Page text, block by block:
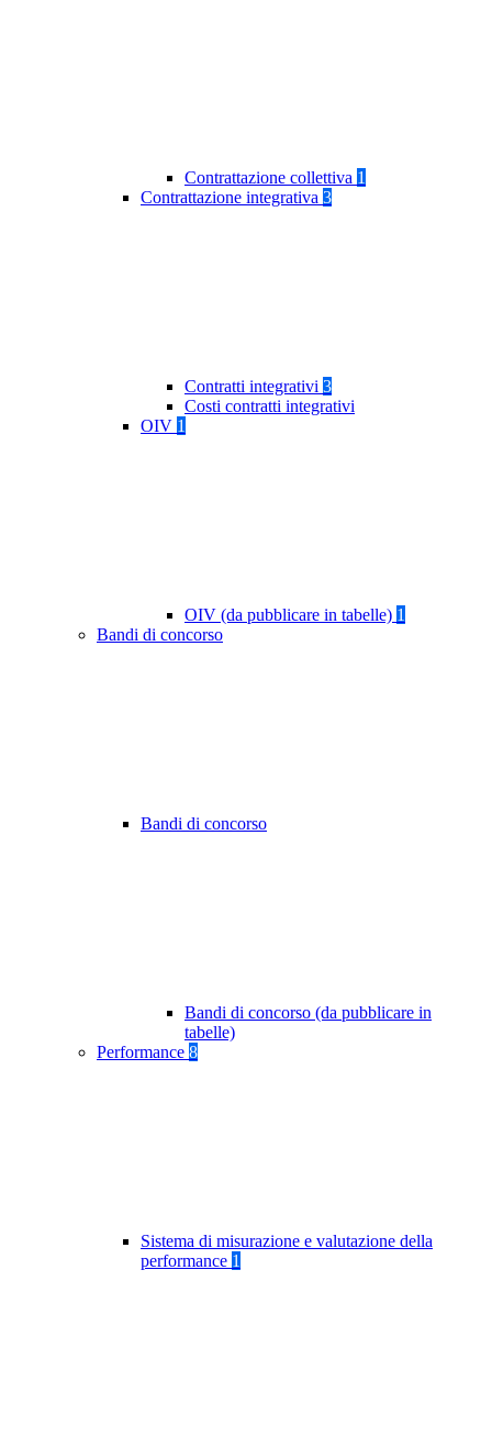
Contrattazione collettiva 1
Contrattazione integrativa 3
Contratti integrativi 3
Costi contratti integrativi
OIV 1
OIV (da pubblicare in tabelle) 1
Bandi di concorso
Bandi di concorso
Bandi di concorso (da pubblicare in
tabelle)
Performance 8
Sistema di misurazione e valutazione della
performance 1